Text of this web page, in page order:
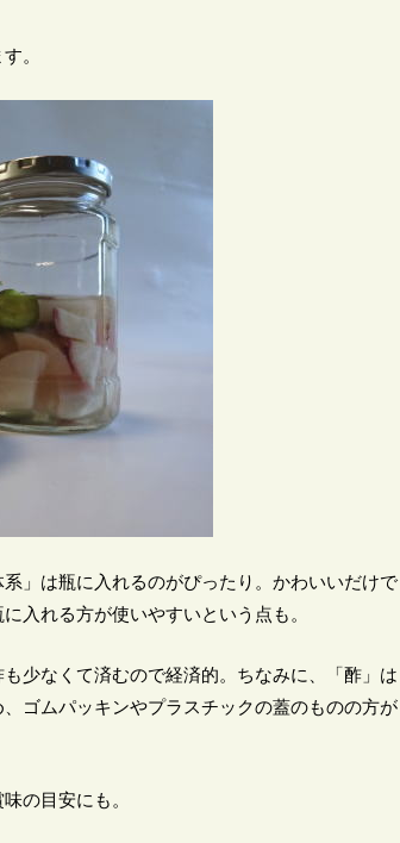
。
」は瓶に入れるのがぴったり。かわいいだけで
入れる方が使いやすいという点も。
少なくて済むので経済的。ちなみに、「酢」は
ゴムパッキンやプラスチックの蓋のものの方が
の目安にも。